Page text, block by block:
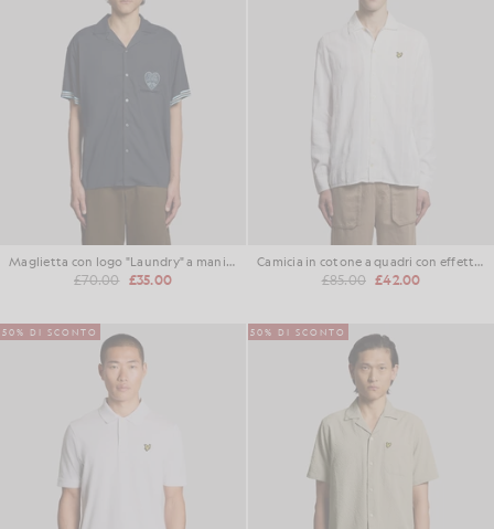
Maglietta con logo "Laundry" a maniche corte
£70.00 £35.00
Camicia in cotone a quadri con effetto testurizzato
£85.00 £42.00
50% DI SCONTO 50% DI SCONTO